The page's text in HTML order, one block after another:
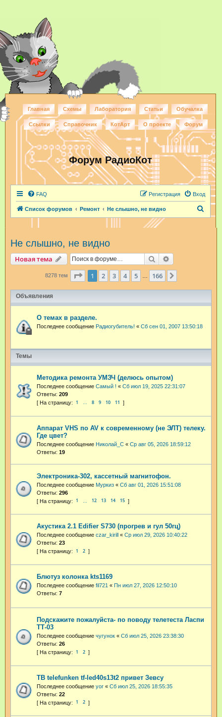
Главная Схемы Лаборатория Статьи Обучалка
Ссылки Справочник КотАрт О проекте Форум
Форум РадиоКот
FAQ Вход
Регистрация
Список форумов Ремонт Не слышно, не видно
Не слышно, не видно
Новая тема Поиск
8278 тем Страница из 166
1 2 3 4 5 166
Объявления
О темах в разделе.
Последнее сообщение Радиогубитель! « Сб сен 01, 2007 13:50:18
Темы
Методика ремонта УМЗЧ (делюсь опытом)
Последнее сообщение Самый ! « Сб июл 19, 2025 22:31:07
Ответы: 209
1 … 8 9 10 11
Аппарат VHS по AV к современному (не ЭЛТ) телеку.
Где цвет?
Последнее сообщение Николай_С « Ср авг 05, 2026 18:59:12
Ответы: 19
Электроника-302, кассетный магнитофон.
Последнее сообщение Муркиз « Сб авг 01, 2026 15:51:08
Ответы: 296
1 12 13 14 15
Акустика 2.1 Edifier S730 (прогрев и гул 50гц)
Последнее сообщение czar_kirill « Ср июл 29, 2026 10:40:22
Ответы: 23
1 2
Блютуз колонка kts1169
Последнее сообщение fil721 « Пн июл 27, 2026 12:50:10
Ответы: 7
Подскажите пожалуйста- по поводу телетеста Ласпи
ТТ-03
Последнее сообщение чугунок « Сб июл 25, 2026 23:38:30
Ответы: 26
1 2
ТВ telefunken tf-led40s13t2 привет Зевсу
Последнее сообщение yor « Сб июл 25, 2026 18:55:35
Ответы: 22
1 2